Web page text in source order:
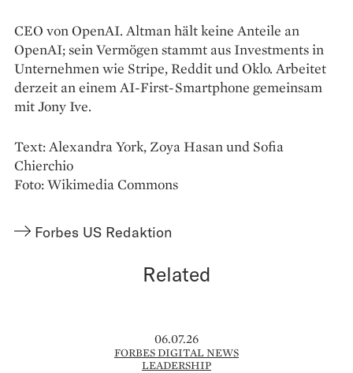
CEO von OpenAI. Altman hält keine Anteile an
OpenAI; sein Vermögen stammt aus Investments in
Unternehmen wie Stripe, Reddit und Oklo. Arbeitet
derzeit an einem AI-First-Smartphone gemeinsam
mit Jony Ive.
Text: Alexandra York, Zoya Hasan und Sofia
Chierchio
Foto: Wikimedia Commons
Forbes US Redaktion
Related
06.07.26
FORBES DIGITAL NEWS
LEADERSHIP